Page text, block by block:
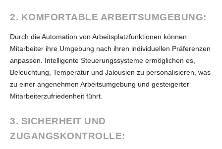
2. KOMFORTABLE ARBEITSUMGEBUNG:
Durch die Automation von Arbeitsplatzfunktionen können
Mitarbeiter ihre Umgebung nach ihren individuellen Präferenzen
anpassen. Intelligente Steuerungssysteme ermöglichen es,
Beleuchtung, Temperatur und Jalousien zu personalisieren, was
zu einer angenehmen Arbeitsumgebung und gesteigerter
Mitarbeiterzufriedenheit führt.
3. SICHERHEIT UND
ZUGANGSKONTROLLE: